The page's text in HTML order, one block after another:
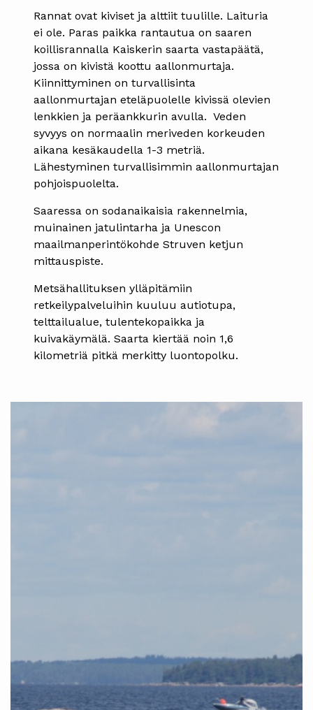
Rannat ovat kiviset ja alttiit tuulille. Laituria
ei ole. Paras paikka rantautua on saaren
koillisrannalla Kaiskerin saarta vastapäätä,
jossa on kivistä koottu aallonmurtaja.
Kiinnittyminen on turvallisinta
aallonmurtajan eteläpuolelle kivissä olevien
lenkkien ja peräankkurin avulla. Veden
syvyys on normaalin meriveden korkeuden
aikana kesäkaudella 1-3 metriä.
Lähestyminen turvallisimmin aallonmurtajan
pohjoispuolelta.
Saaressa on sodanaikaisia rakennelmia,
muinainen jatulintarha ja Unescon
maailmanperintökohde Struven ketjun
mittauspiste.
Metsähallituksen ylläpitämiin
retkeilypalveluihin kuuluu autiotupa,
telttailualue, tulentekopaikka ja
kuivakäymälä. Saarta kiertää noin 1,6
kilometriä pitkä merkitty luontopolku.